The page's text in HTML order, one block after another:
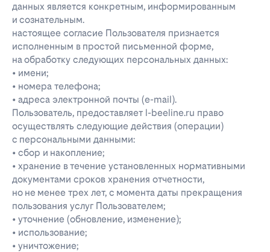
данных является конкретным, информированным
и сознательным.
настоящее согласие Пользователя признается
исполненным в простой письменной форме,
на обработку следующих персональных данных:
• имени;
• номера телефона;
• адреса электронной почты (e-mail).
Пользователь, предоставляет l-beeline.ru право
осуществлять следующие действия (операции)
с персональными данными:
• сбор и накопление;
• хранение в течение установленных нормативными
документами сроков хранения отчетности,
но не менее трех лет, с момента даты прекращения
пользования услуг Пользователем;
• уточнение (обновление, изменение);
• использование;
• уничтожение;